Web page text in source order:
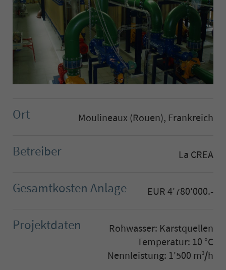
Ort Moulineaux (Rouen), Frankreich
Betreiber La CREA
Gesamtkosten Anlage EUR 4'780'000.-
Projektdaten
Rohwasser: Karstquellen
Temperatur: 10 °C
Nennleistung: 1'500 m3/h